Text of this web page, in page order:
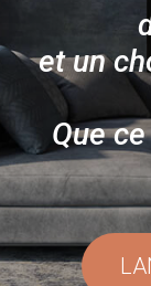
et un
Que